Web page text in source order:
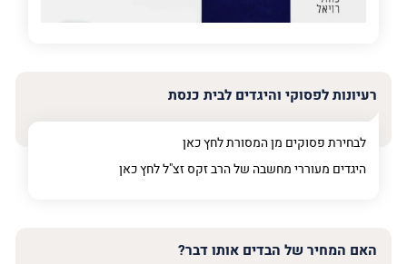
רעיונות לפסוקי והיגדים לבית כנסת
לבחירת פסוקים מן המסורת לחץכאן
היגדים מעוררי מחשבה של הרב זקס זצ"ל לחץכאן
האם המחיר של הבדים אותו דבר?